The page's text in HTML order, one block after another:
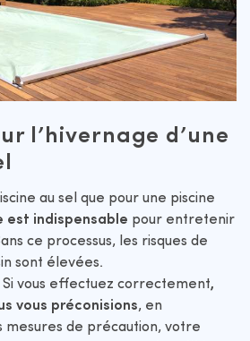
l’hivernage d’une
au sel que pour une piscine
est indispensable pour entretenir
ce processus, les risques de
sont élevées.
Si vous effectuez correctement,
vous préconisions, en
de précaution, votre